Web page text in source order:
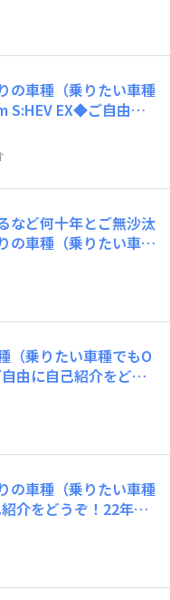
(MT)乗ってました
車種（乗りたい車種
S:HEV EX◆ご自由に
ューしました。そ
ていました。スバル
いします。
など何十年とご無沙汰
の車種（乗りたい車種
C型◆ご自由に自己紹
LEVORGに辿り着き
きませんが、思い立っ
出かけております。皆
します。
乗りたい車種でもO
由に自己紹介をどう
早速グリルをオプシ
。宜しくお願いしま
車種（乗りたい車種
介をどうぞ！22年の
ようやく慣れてきま
7からの乗り換えで
いので運転はしやす
マイルドです。・3列